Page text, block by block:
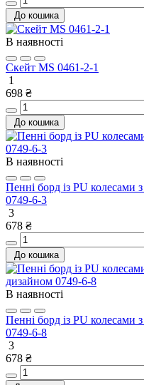
До кошика
В наявності
Скейт MS 0461-2-1
1
698 ₴
До кошика
В наявності
Пенні борд із PU колесами
0749-6-3
3
678 ₴
До кошика
В наявності
Пенні борд із PU колесами
0749-6-8
3
678 ₴